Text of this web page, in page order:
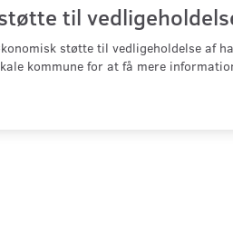
til
støtte til vedligeholdelse af
kommune for at få mere